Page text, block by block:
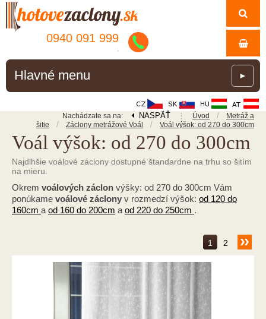
0940 091 999
Hlavné menu ►
Nachádzate sa na: NASPÄŤ ⋮ Úvod /
Metráž a
šitie
/ Záclony metrážové Voál / Voál výšok: od 270 do 300cm
Voál výšok: od 270 do 300cm
Najdlhšie voálové záclony dostupné štandardne na trhu so šitím
na mieru.
Okrem voálových záclon výšky: od 270 do 300cm Vám
ponúkame voálové záclony v rozmedzí výšok: od 120 do
160cm a od 160 do 200cm a od 220 do 250cm .
1 2